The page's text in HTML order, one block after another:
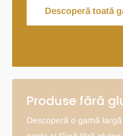
Descoperă toată
Produse fără
Descoperă o gamă